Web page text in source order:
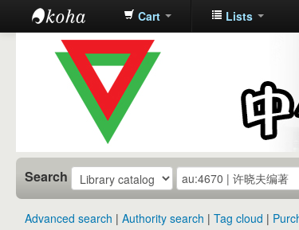
中化中学图
书馆馆藏目
Cart Lists
Search
Advanced search Authority search Tag cloud